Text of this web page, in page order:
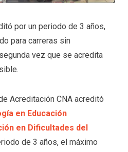
por un periodo de 3 años,
para carreras sin
vez que se acredita
Acreditación CNA acreditó
en Educación
en Dificultades del
de 3 años, el máximo